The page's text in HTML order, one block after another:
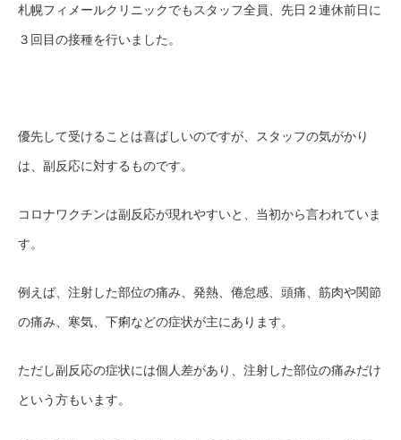
札幌フィメールクリニックでもスタッフ全員、先日２連休前日に
３回目の接種を行いました。
優先して受けることは喜ばしいのですが、スタッフの気がかり
は、副反応に対するものです。
コロナワクチンは副反応が現れやすいと、当初から言われていま
す。
例えば、注射した部位の痛み、発熱、倦怠感、頭痛、筋肉や関節
の痛み、寒気、下痢などの症状が主にあります。
ただし副反応の症状には個人差があり、注射した部位の痛みだけ
という方もいます。